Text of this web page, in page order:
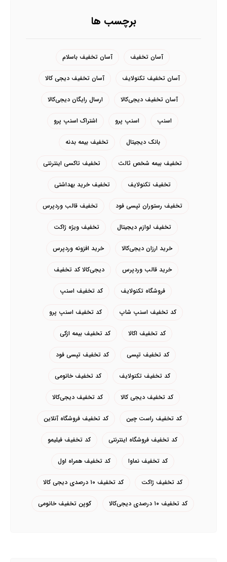
برچسب ها
آسان تخفیف آسان تخفیف باسلام
آسان تخفیف تکنولایف آسان تخفیف دیجی کالا
آسان تخفیف دیجی‌کالا ارسال رایگان دیجی‌کالا
اسنپ اسنپ پرو اشتراک اسنپ پرو
بانک دیجیتال تخفیف بیمه بدنه
تخفیف بیمه شخص ثالث تخفیف تاکسی اینترنتی
تخفیف تکنولایف تخفیف خرید بهداشتی
تخفیف رستوران تپسی فود تخفیف قالب وردپرس
تخفیف لوازم دیجیتال تخفیف ویژه ژاکت
خرید ارزان دیجی‌کالا خرید افزونه وردپرس
خرید قالب وردپرس دیجی‌کالا کد تخفیف
فروشگاه تکنولایف کد تخفیف اسنپ
کد تخفیف اسنپ شاپ کد تخفیف اسنپ پرو
کد تخفیف اکالا کد تخفیف بیمه ازکی
کد تخفیف تپسی کد تخفیف تپسی فود
کد تخفیف تکنولایف کد تخفیف خانومی
کد تخفیف دیجی کالا کد تخفیف دیجی‌کالا
کد تخفیف راست چین کد تخفیف فروشگاه آنلاین
کد تخفیف فروشگاه اینترنتی کد تخفیف فیلیمو
کد تخفیف نماوا کد تخفیف همراه اول
کد تخفیف ژاکت کد تخفیف ۱۰ درصدی دیجی کالا
کد تخفیف ۱۰ درصدی دیجی‌کالا کوپن تخفیف خانومی